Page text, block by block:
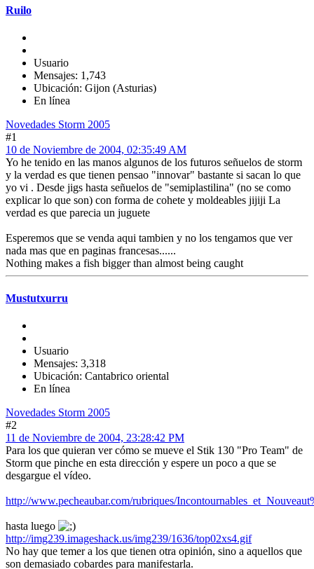
Ruilo
Usuario
Mensajes: 1,743
Ubicación: Gijon (Asturias)
En línea
Novedades Storm 2005
#1
10 de Noviembre de 2004, 02:35:49 AM
Yo he tenido en las manos algunos de los futuros señuelos de storm
y la verdad es que tienen pensao "innovar" bastante si sacan lo que
yo vi . Desde jigs hasta señuelos de "semiplastilina" (no se como
explicar lo que son) con forma de cohete y moldeables jijiji La
verdad es que parecia un juguete
Esperemos que se venda aqui tambien y no los tengamos que ver
nada mas que en paginas francesas......
Nothing makes a fish bigger than almost being caught
Mustutxurru
Usuario
Mensajes: 3,318
Ubicación: Cantabrico oriental
En línea
Novedades Storm 2005
#2
11 de Noviembre de 2004, 23:28:42 PM
Para los que quieran ver cómo se mueve el Stik 130 "Pro Team" de
Storm que pinche en esta dirección y espere un poco a que se
desgargue el vídeo.
http://www.pecheaubar.com/rubriques/
hasta luego
http://img239.imageshack.us/img239/1636/top02xs4.gif
No hay que temer a los que tienen otra opinión, sino a aquellos que
son demasiado cobardes para manifestarla.